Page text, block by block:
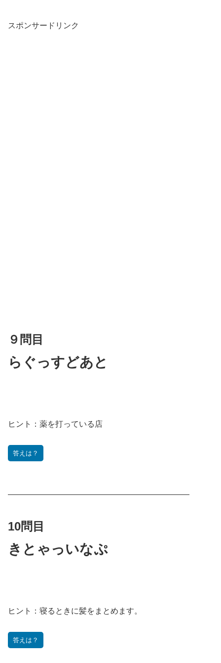
スポンサードリンク
９問目
らぐっすどあと
ヒント： 薬を打っている店
答えは？
———————————————————————
10問目
きとゃっいなぷ
ヒント： 寝るときに髪をまとめます。
答えは？